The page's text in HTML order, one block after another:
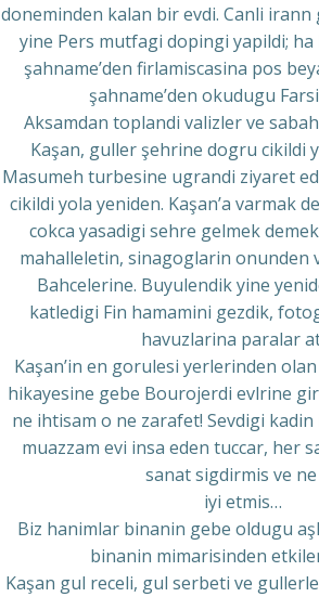
doneminden kalan bir evdi. Canli irann
yine Pers mutfagi dopingi yapildi;
şahname’den firlamiscasina pos
şahname’den okudugu
Aksamdan toplandi valizler ve
Kaşan, guller şehrine dogru cikildi
Masumeh turbesine ugrandi ziyaret
cikildi yola yeniden. Kaşan’a varmak
cokca yasadigi sehre gelmek
mahalleletin, sinagoglarin onunden
Bahcelerine. Buyulendik yine
katledigi Fin hamamini gezdik,
havuzlarina paralar
Kaşan’in en gorulesi yerlerinden
hikayesine gebe Bourojerdi evlrine
ne ihtisam o ne zarafet! Sevdigi
muazzam evi insa eden tuccar, her
sanat sigdirmis ve ne
iyi etmis…
Biz hanimlar binanin gebe oldugu
binanin mimarisinden
Kaşan gul receli, gul serbeti ve